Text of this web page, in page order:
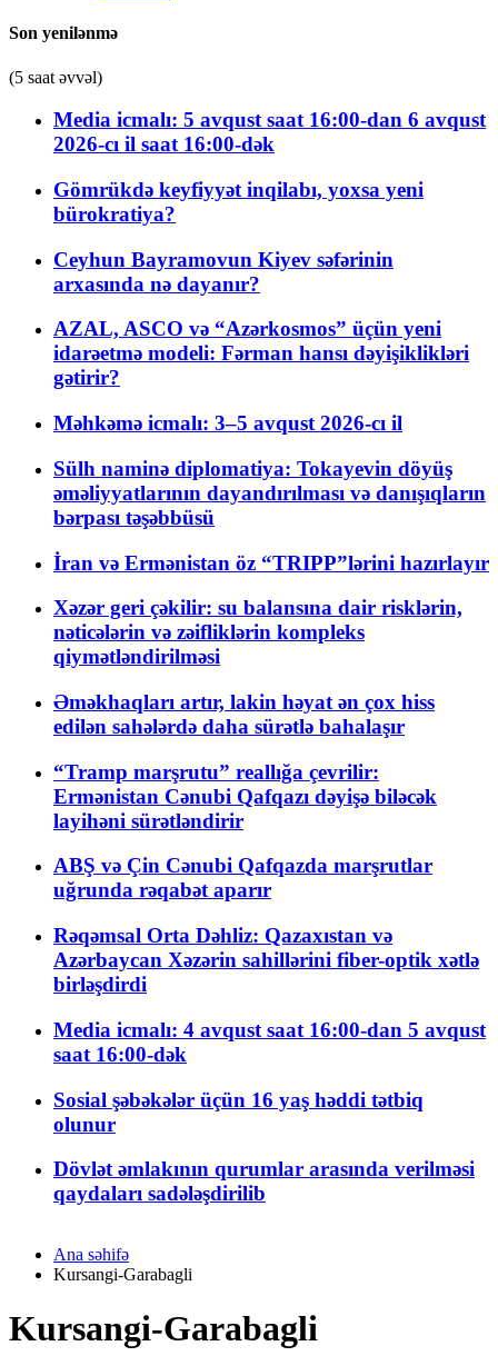
Son yenilənmə
(5 saat əvvəl)
Media icmalı: 5 avqust saat 16:00-dan 6 avqust
2026-cı il saat 16:00-dək
Gömrükdə keyfiyyət inqilabı, yoxsa yeni
bürokratiya?
Ceyhun Bayramovun Kiyev səfərinin
arxasında nə dayanır?
AZAL, ASCO və “Azərkosmos” üçün yeni
idarəetmə modeli: Fərman hansı dəyişiklikləri
gətirir?
Məhkəmə icmalı: 3–5 avqust 2026-cı il
Sülh naminə diplomatiya: Tokayevin döyüş
əməliyyatlarının dayandırılması və danışıqların
bərpası təşəbbüsü
İran və Ermənistan öz “TRIPP”lərini hazırlayır
Xəzər geri çəkilir: su balansına dair risklərin,
nəticələrin və zəifliklərin kompleks
qiymətləndirilməsi
Əməkhaqları artır, lakin həyat ən çox hiss
edilən sahələrdə daha sürətlə bahalaşır
“Tramp marşrutu” reallığa çevrilir:
Ermənistan Cənubi Qafqazı dəyişə biləcək
layihəni sürətləndirir
ABŞ və Çin Cənubi Qafqazda marşrutlar
uğrunda rəqabət aparır
Rəqəmsal Orta Dəhliz: Qazaxıstan və
Azərbaycan Xəzərin sahillərini fiber-optik xətlə
birləşdirdi
Media icmalı: 4 avqust saat 16:00-dan 5 avqust
saat 16:00-dək
Sosial şəbəkələr üçün 16 yaş həddi tətbiq
olunur
Dövlət əmlakının qurumlar arasında verilməsi
qaydaları sadələşdirilib
Ana səhifə
Kursangi-Garabagli
Kursangi-Garabagli